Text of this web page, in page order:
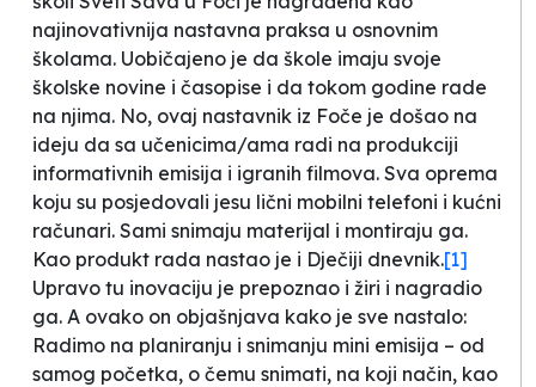
najinovativnija nastavna praksa u osnovnim
školama. Uobičajeno je da škole imaju svoje
školske novine i časopise i da tokom godine rade
na njima. No, ovaj nastavnik iz Foče je došao na
ideju da sa učenicima/ama radi na produkciji
informativnih emisija i igranih filmova. Sva oprema
koju su posjedovali jesu lični mobilni telefoni i kućni
računari. Sami snimaju materijal i montiraju ga.
Kao produkt rada nastao je i Dječiji dnevnik.[1]
Upravo tu inovaciju je prepoznao i žiri i nagradio
ga. A ovako on objašnjava kako je sve nastalo:
Radimo na planiranju i snimanju mini emisija – od
samog početka, o čemu snimati, na koji način, kao